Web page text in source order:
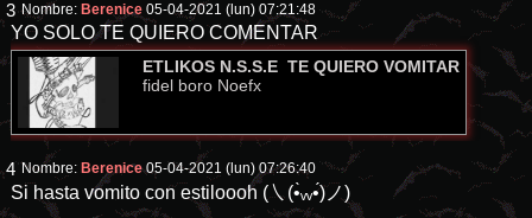
3 Nombre: Berenice 05-04-2021 (lun) 07:21:48
YO SOLO TE QUIERO COMENTAR
ETLIKOS N.S.S.E TE QUIERO VOMITAR
fidel boro Noefx
4 Nombre: Berenice 05-04-2021 (lun) 07:26:40
Si hasta vomito con estiloooh (㇏(•̀ᵥᵥ•́)ノ)